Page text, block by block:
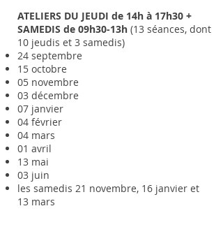
ATELIERS DU JEUDI de 14h à 17h30 +
SAMEDIS de 09h30-13h (13 séances, dont
10 jeudis et 3 samedis)
24 septembre
15 octobre
05 novembre
03 décembre
07 janvier
04 février
04 mars
01 avril
13 mai
03 juin
les samedis 21 novembre, 16 janvier et
13 mars